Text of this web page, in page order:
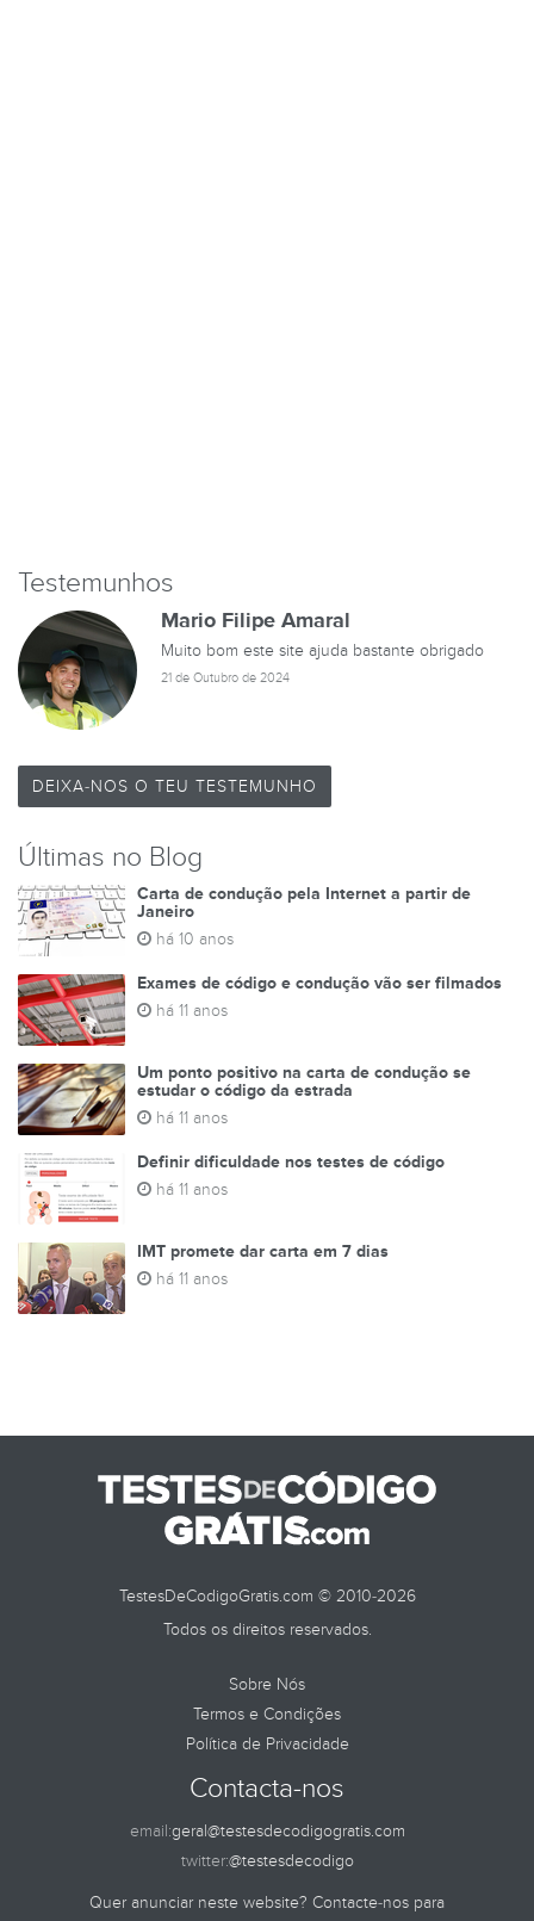
Testemunhos
Mario Filipe Amaral
Muito bom este site ajuda bastante obrigado
21 de Outubro de 2024
DEIXA-NOS O TEU TESTEMUNHO
Últimas no Blog
Carta de condução pela Internet a partir de
Janeiro
há 10 anos
Exames de código e condução vão ser filmados
há 11 anos
Um ponto positivo na carta de condução se
estudar o código da estrada
há 11 anos
Definir dificuldade nos testes de código
há 11 anos
IMT promete dar carta em 7 dias
há 11 anos
TestesDeCodigoGratis.com © 2010-2026
Todos os direitos reservados.
Sobre Nós
Termos e Condições
Política de Privacidade
Contacta-nos
email:geral@testesdecodigogratis.com
twitter:@testesdecodigo
Quer anunciar neste website? Contacte-nos para